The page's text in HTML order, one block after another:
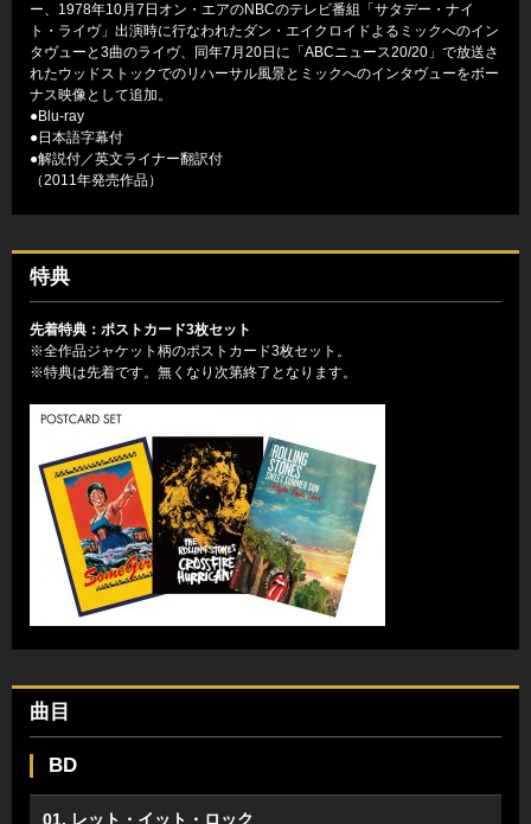
ー、1978年10月7日オン・エアのNBCのテレビ番組「サタデー・ナイ
ト・ライヴ」出演時に行なわれたダン・エイクロイドよるミックへのイン
タヴューと3曲のライヴ、同年7月20日に「ABCニュース20/20」で放送さ
れたウッドストックでのリハーサル風景とミックへのインタヴューをボー
ナス映像として追加。
●Blu-ray
●日本語字幕付
●解説付／英文ライナー翻訳付
（2011年発売作品）
特典
先着特典：ポストカード3枚セット
※全作品ジャケット柄のポストカード3枚セット。
※特典は先着です。無くなり次第終了となります。
曲目
BD
01. レット・イット・ロック